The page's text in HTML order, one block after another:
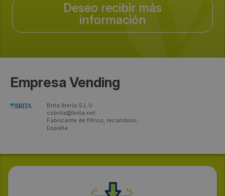
Deseo recibir más
información
Empresa Vending
Brita Iberia S.L.U
csbrita@brita.net
Fabricante de filtros, recambios...
España